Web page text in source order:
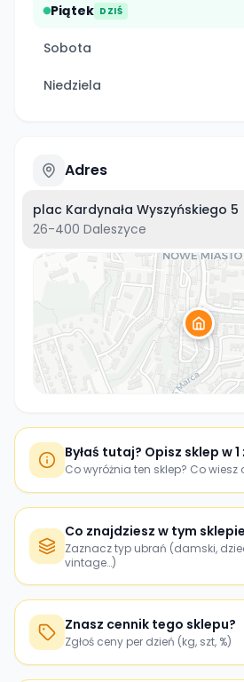
Piątek DZIŚ
Sobota
Niedziela
Adres
plac Kardynała Wyszyńskiego 5
26-400 Daleszyce
Byłaś tutaj? Opisz sklep w
Co wyróżnia ten sklep? Co wiesz
Co znajdziesz w tym
Zaznacz typ ubrań (damski,
vintage…)
Znasz cennik tego sklepu?
Zgłoś ceny per dzień (kg, szt, %)